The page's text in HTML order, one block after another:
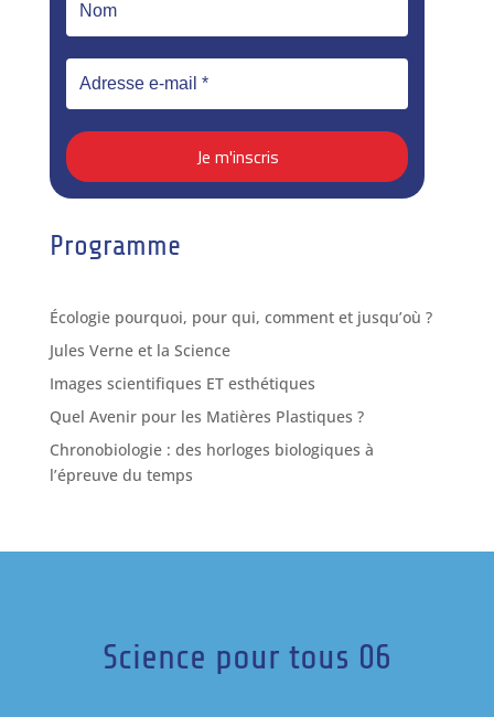
Programme
Écologie pourquoi, pour qui, comment et jusqu’où ?
Jules Verne et la Science
Images scientifiques ET esthétiques
Quel Avenir pour les Matières Plastiques ?
Chronobiologie : des horloges biologiques à
l’épreuve du temps
Science pour tous 06